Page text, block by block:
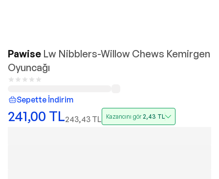
Pawise Lw Nibblers-Willow Chews Kemirgen
Oyuncağı
Sepette İndirim
241,00 TL243,43 TL Kazancını gör2,43 TL